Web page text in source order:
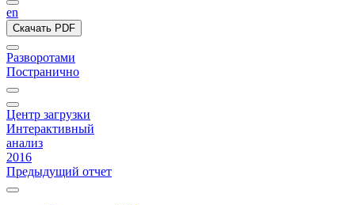
en
Скачать PDF
Разворотами
Постранично
Центр загрузки
Интерактивный
анализ
2016
Предыдущий отчет